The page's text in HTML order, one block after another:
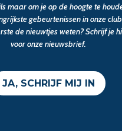
maar om je op de hoogte te
gebeurtenissen in onze
de nieuwtjes weten? Schrijf je
voor onze nieuwsbrief.
JA, SCHRIJF MIJ IN